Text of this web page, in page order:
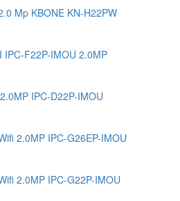
Mp KBONE KN-H22PW
F22P-IMOU 2.0MP
IPC-D22P-IMOU
2.0MP IPC-G26EP-IMOU
2.0MP IPC-G22P-IMOU